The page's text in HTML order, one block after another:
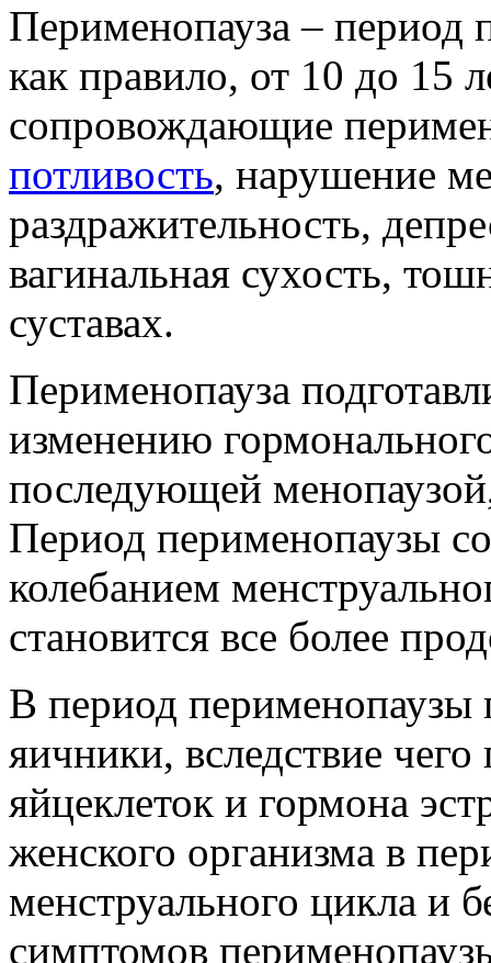
Перименопауза – период
как правило, от 10 до 15
сопровождающие
потливость, нарушение
раздражительность,
вагинальная сухость,
суставах.
Перименопауза
изменению
последующей
Период перименопаузы
колебанием
становится все более
В период перименопаузы
яичники, вследствие
яйцеклеток и гормона
женского организма в
менструального цикла и
симптомов